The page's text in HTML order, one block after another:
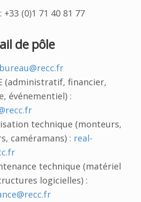
(0)1 71 40 81 77
de pôle
bureau@recc.fr
(administratif, financier,
événementiel) :
technique (monteurs,
caméramans) : real-
technique (matériel
logicielles) :